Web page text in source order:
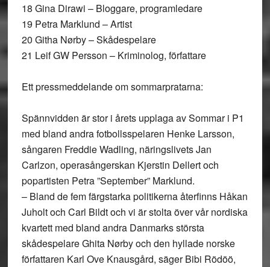
18 Gina Dirawi – Bloggare, programledare
19 Petra Marklund – Artist
20 Githa Nørby – Skådespelare
21 Leif GW Persson – Kriminolog, författare
Ett pressmeddelande om sommarpratarna:
Spännvidden är stor i årets upplaga av Sommar i P1
med bland andra fotbollsspelaren Henke Larsson,
sångaren Freddie Wadling, näringslivets Jan
Carlzon, operasångerskan Kjerstin Dellert och
popartisten Petra ”September” Marklund.
– Bland de fem färgstarka politikerna återfinns Håkan
Juholt och Carl Bildt och vi är stolta över vår nordiska
kvartett med bland andra Danmarks största
skådespelare Ghita Nørby och den hyllade norske
författaren Karl Ove Knausgård, säger Bibi Rödöö,